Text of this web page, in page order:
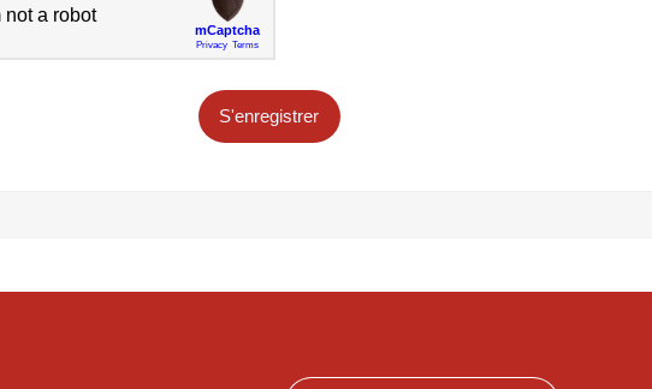
S'enregistrer